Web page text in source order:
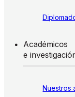
Académicos
e
Nuestros